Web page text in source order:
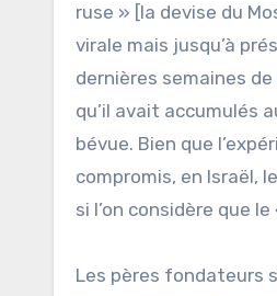
ruse » [la devise du
virale mais jusqu’à
dernières semaines
qu’il avait accumulés
bévue. Bien que
compromis, en Israël,
si l’on considère que
Les pères fondateurs